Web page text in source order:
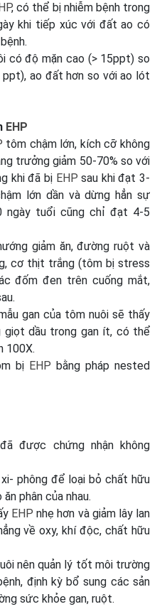
, có thể bị nhiễm bệnh trong
khi tiếp xúc với đất ao có
có độ mặn cao (> 15ppt) so
ao đất hơn so với ao lót
EHP
tôm chậm lớn, kích cỡ không
trưởng giảm 50-70% so với
khi đã bị EHP sau khi đạt 3-
lớn dần và dừng hẳn sự
ngày tuổi cũng chỉ đạt 4-5
giảm ăn, đường ruột và
cơ thịt trắng (tôm bị stress
đốm đen trên cuống mắt,
gan của tôm nuôi sẽ thấy
giọt dầu trong gan ít, có thể
100X.
bị EHP bằng pháp nested
được chứng nhận không
phông để loại bỏ chất hữu
phân của nhau.
EHP nhẹ hơn và giảm lây lan
về oxy, khí độc, chất hữu
nên quản lý tốt môi trường
định kỳ bổ sung các sản
sức khỏe gan, ruột.